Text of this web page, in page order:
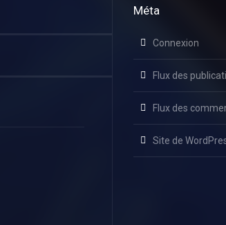
Méta
Connexion
Flux des
Flux des
Site de